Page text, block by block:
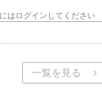
はログインしてください
一覧を見る